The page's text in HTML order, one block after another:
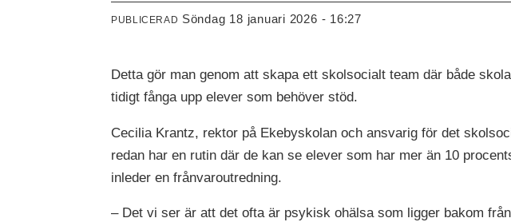
PUBLICERAD söndag 18 januari 2026 - 16:27
Detta gör man genom att skapa ett skolsocialt team där både
tidigt fånga upp elever som behöver stöd.
Cecilia Krantz, rektor på Ekebyskolan och ansvarig för det
redan har en rutin där de kan se elever som har mer än 10
inleder en frånvaroutredning.
– Det vi ser är att det ofta är psykisk ohälsa som ligger bakom